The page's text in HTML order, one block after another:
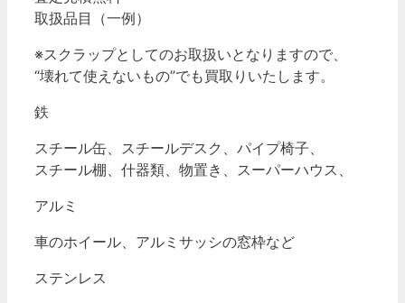
取扱品目（一例）
※スクラップとしてのお取扱いとなりますので、
“壊れて使えないもの”でも買取りいたします。
鉄
スチール缶、スチールデスク、パイプ椅子、
スチール棚、什器類、物置き、スーパーハウス、
アルミ
車のホイール、アルミサッシの窓枠など
ステンレス